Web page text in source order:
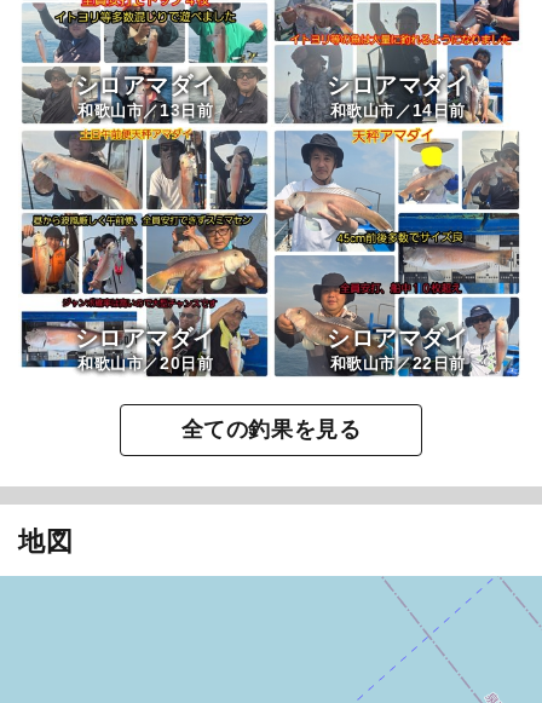
シロアマダイ
和歌山市／13日前
シロアマダイ
和歌山市／14日前
シロアマダイ
和歌山市／20日前
シロアマダイ
和歌山市／22日前
全ての釣果を見る
地図